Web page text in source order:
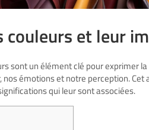
couleurs et leur
sont un élément clé pour exprimer
émotions et notre perception. Cet
qui leur sont associées.